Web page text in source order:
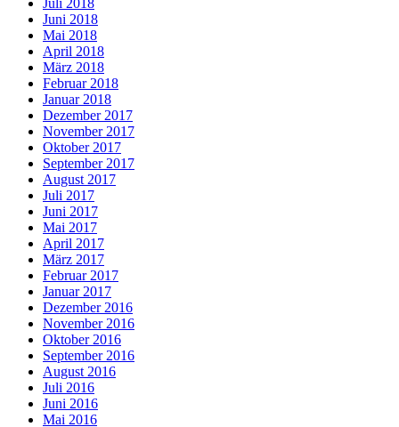
Juni 2018
Mai 2018
April 2018
März 2018
Februar 2018
Januar 2018
Dezember 2017
November 2017
Oktober 2017
September 2017
August 2017
Juli 2017
Juni 2017
Mai 2017
April 2017
März 2017
Februar 2017
Januar 2017
Dezember 2016
November 2016
Oktober 2016
September 2016
August 2016
Juli 2016
Juni 2016
Mai 2016